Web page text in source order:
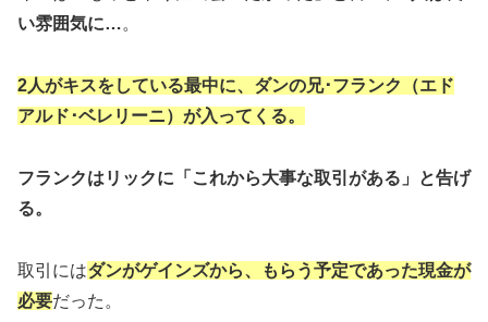
い雰囲気に…。
2人がキスをしている最中に、ダンの兄･フランク（エド
アルド･ベレリーニ）が入ってくる。
フランクはリックに「これから大事な取引がある」と告げ
る。
取引にはダンがゲインズから、もらう予定であった現金が
必要だった。